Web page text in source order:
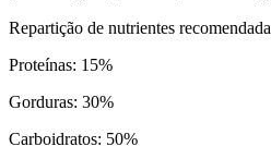
Repartição de nutrientes recomendada
Proteínas: 15%
Gorduras: 30%
Carboidratos: 50%